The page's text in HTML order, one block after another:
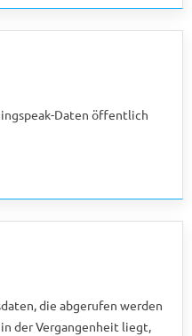
Daten öffentlich
die abgerufen werden
der Vergangenheit liegt,